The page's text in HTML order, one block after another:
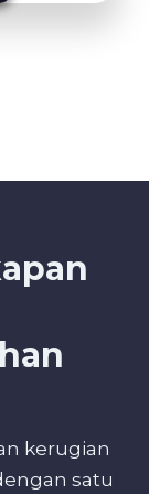
kerugian
satu